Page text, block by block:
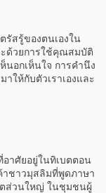
รัสรู้ของตนเองใน
ด้วยการใช้คุณสมบัติ
นอกเห็นใจ การคำนึง
ให้กับตัวเราเองและ
าศัยอยู่ในทิเบตตอน
าชาวมุสลิมที่พูดภาษา
ส่วนใหญ่ ในชุมชนผู้